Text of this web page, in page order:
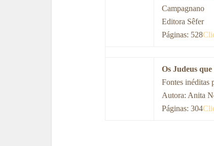
Campagnano
Editora Sêfer
Páginas: 528
Os Judeus
Fontes inéditas
Autora: Anita
Páginas: 304